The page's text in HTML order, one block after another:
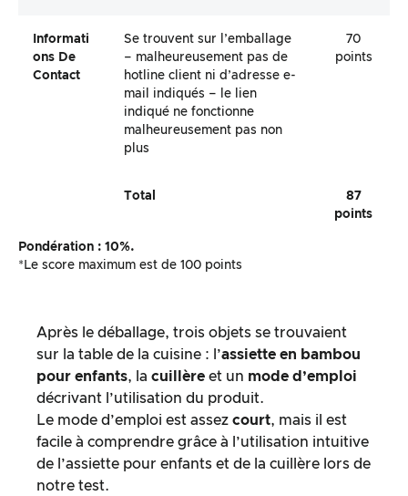
Informati
Ons De
Contact
Se trouvent sur l’emballage
– malheureusement pas de
hotline client ni d’adresse e-
mail indiqués – le lien
indiqué ne fonctionne
malheureusement pas non
plus
70
points
Total
87
points
Pondération : 10%.
*Le score maximum est de 100 points
Après le déballage, trois objets se trouvaient
sur la table de la cuisine : l’assiette en bambou
pour enfants, la cuillère et un mode d’emploi
décrivant l’utilisation du produit.
Le mode d’emploi est assez court, mais il est
facile à comprendre grâce à l’utilisation intuitive
de l’assiette pour enfants et de la cuillère lors de
notre test.